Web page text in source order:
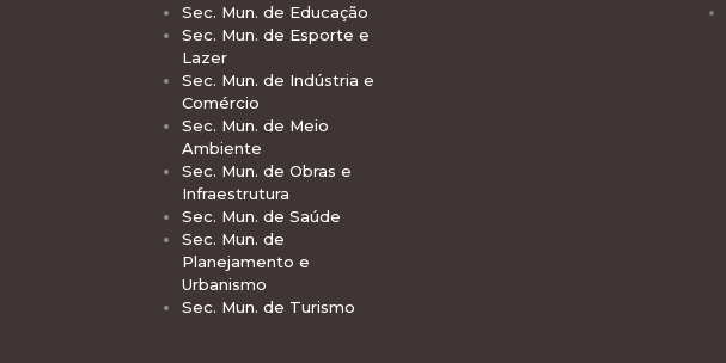
Sec. Mun. de Educação
Sec. Mun. de Esporte e
Lazer
Sec. Mun. de Indústria e
Comércio
Sec. Mun. de Meio
Ambiente
Sec. Mun. de Obras e
Infraestrutura
Sec. Mun. de Saúde
Sec. Mun. de
Planejamento e
Urbanismo
Sec. Mun. de Turismo